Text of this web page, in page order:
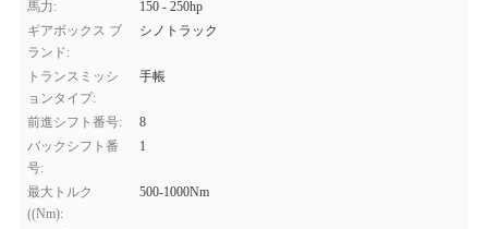
馬力:
150 - 250hp
ギアボックス ブ
ランド:
シノトラック
トランスミッシ
ョンタイプ:
手帳
前進シフト番号:
8
バックシフト番
号:
1
最大トルク
((Nm):
500-1000Nm